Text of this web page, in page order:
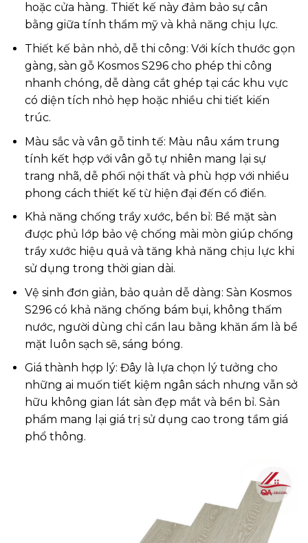
hoặc cửa hàng. Thiết kế này đảm bảo sự cân
bằng giữa tính thẩm mỹ và khả năng chịu lực.
Thiết kế bản nhỏ, dễ thi công: Với kích thước gọn
gàng, sàn gỗ Kosmos S296 cho phép thi công
nhanh chóng, dễ dàng cắt ghép tại các khu vực
có diện tích nhỏ hẹp hoặc nhiều chi tiết kiến
trúc.
Màu sắc và vân gỗ tinh tế: Màu nâu xám trung
tính kết hợp với vân gỗ tự nhiên mang lại sự
trang nhã, dễ phối nội thất và phù hợp với nhiều
phong cách thiết kế từ hiện đại đến cổ điển.
Khả năng chống trầy xước, bền bỉ: Bề mặt sàn
được phủ lớp bảo vệ chống mài mòn giúp chống
trầy xước hiệu quả và tăng khả năng chịu lực khi
sử dụng trong thời gian dài.
Vệ sinh đơn giản, bảo quản dễ dàng: Sàn Kosmos
S296 có khả năng chống bám bụi, không thấm
nước, người dùng chỉ cần lau bằng khăn ẩm là bề
mặt luôn sạch sẽ, sáng bóng.
Giá thành hợp lý: Đây là lựa chọn lý tưởng cho
những ai muốn tiết kiệm ngân sách nhưng vẫn sở
hữu không gian lát sàn đẹp mắt và bền bỉ. Sản
phẩm mang lại giá trị sử dụng cao trong tầm giá
phổ thông.